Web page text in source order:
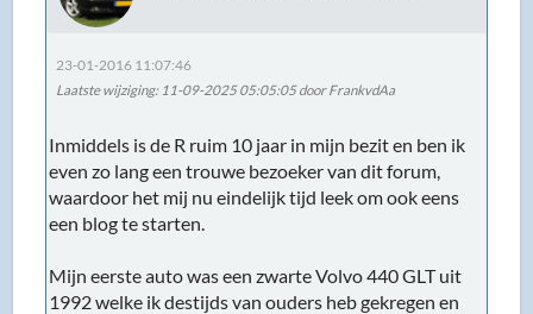
23-01-2016 11:07:46
Laatste wijziging: 11-09-2025 05:05:05 door FrankvdAa
Inmiddels is de R ruim 10 jaar in mijn bezit en ben ik
even zo lang een trouwe bezoeker van dit forum,
waardoor het mij nu eindelijk tijd leek om ook eens
een blog te starten.
Mijn eerste auto was een zwarte Volvo 440 GLT uit
1992 welke ik destijds van ouders heb gekregen en